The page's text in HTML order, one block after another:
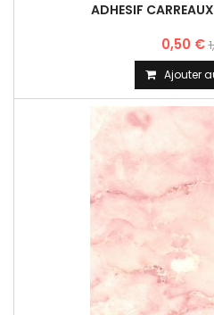
ADHESIF
0,50 €
Ajouter